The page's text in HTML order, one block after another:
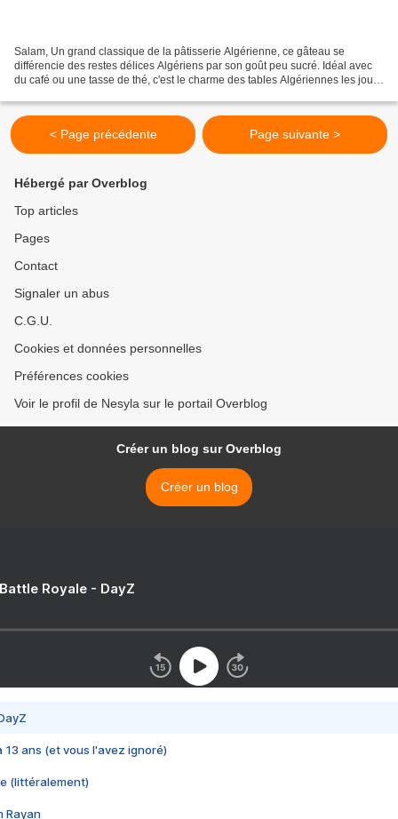
Salam, Un grand classique de la pâtisserie Algérienne, ce gâteau se
différencie des restes délices Algériens par son goût peu sucré. Idéal avec
du café ou une tasse de thé, c'est le charme des tables Algériennes les jours
< Page précédente Page suivante >
Hébergé par Overblog
Top articles
Pages
Contact
Signaler un abus
C.G.U.
Cookies et données personnelles
Préférences cookies
Voir le profil de Nesyla sur le portail Overblog
Créer un blog sur Overblog
Créer un blog
Royale - DayZ
13 ans (et vous l'avez ignoré)
(littéralement)
Rayan